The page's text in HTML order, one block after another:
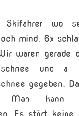
Skifahrer wo
mind. 6x
waren gerade
und a
gegeben.
Man kann
Es stört keine